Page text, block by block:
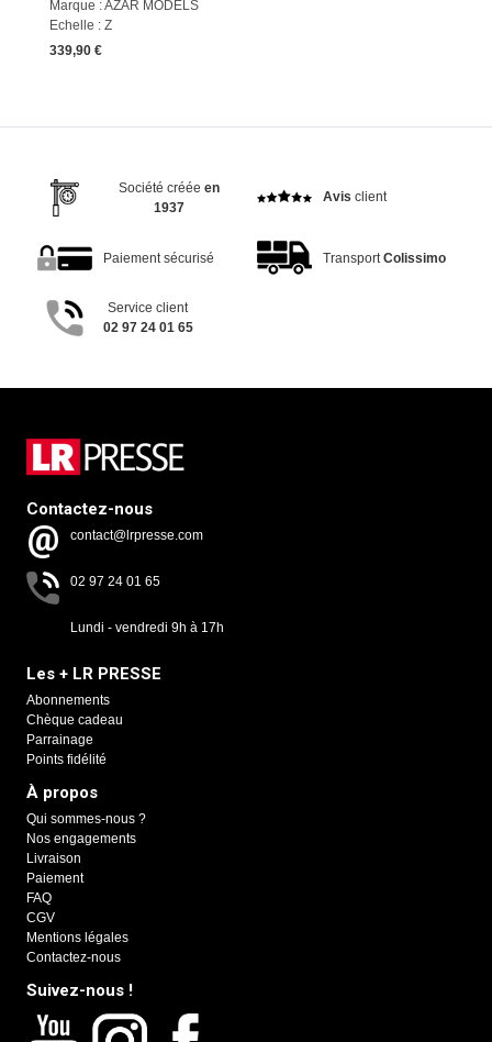
Marque : AZAR MODELS
Echelle : Z
339,90 €
Société créée en
1937
Avis client
Paiement sécurisé Transport Colissimo
Service client
02 97 24 01 65
Contactez-nous
contact@lrpresse.com
02 97 24 01 65
Lundi - vendredi 9h à 17h
Les + LR PRESSE
Abonnements
Chèque cadeau
Parrainage
Points fidélité
À propos
Qui sommes-nous ?
Nos engagements
Livraison
Paiement
FAQ
CGV
Mentions légales
Contactez-nous
Suivez-nous !